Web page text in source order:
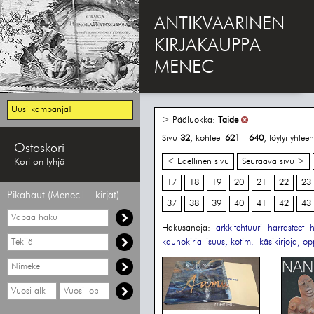
ANTIKVAARINEN
KIRJAKAUPPA
MENEC
Uusi kampanja!
Ostoskori
Kori on tyhjä
Pikahaut (Menec1 - kirjat)
Vapaa
haku
Hae
tekijää
Hae
nimekettä
Hae
vähimmäisvuosi
Hae
enimmäisvuosi
> Pääluokka: Taide
Sivu 32, kohteet 621 - 640, löytyi
< Edellinen sivu Seuraava sivu >
17 18 19 20 21 22 23
37 38 39 40 41 42 43
Hakusanoja: arkkitehtuuri harrasteet
kaunokirjallisuus, kotim.
käsikirjoja,